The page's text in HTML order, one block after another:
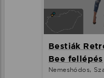
Bestiák
Bee fellépés
Nemeshódos,